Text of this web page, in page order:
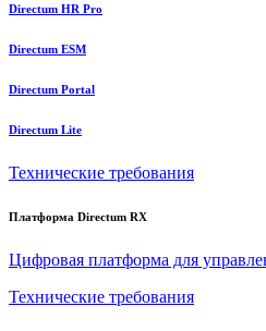
Directum HR Pro
Directum ESM
Directum Portal
Directum Lite
Технические требования
Платформа Directum RX
Цифровая платформа для
Технические требования